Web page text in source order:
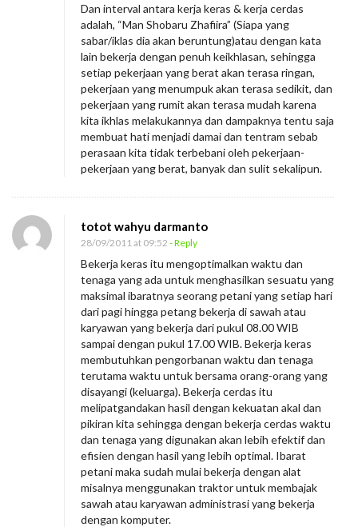
Dan interval antara kerja keras & kerja cerdas
adalah, “Man Shobaru Zhafiira” (Siapa yang
sabar/iklas dia akan beruntung)atau dengan kata
lain bekerja dengan penuh keikhlasan, sehingga
setiap pekerjaan yang berat akan terasa ringan,
pekerjaan yang menumpuk akan terasa sedikit, dan
pekerjaan yang rumit akan terasa mudah karena
kita ikhlas melakukannya dan dampaknya tentu saja
membuat hati menjadi damai dan tentram sebab
perasaan kita tidak terbebani oleh pekerjaan-
pekerjaan yang berat, banyak dan sulit sekalipun.
totot wahyu darmanto
28/09/2011 at 09:52 - Reply
Bekerja keras itu mengoptimalkan waktu dan
tenaga yang ada untuk menghasilkan sesuatu yang
maksimal ibaratnya seorang petani yang setiap hari
dari pagi hingga petang bekerja di sawah atau
karyawan yang bekerja dari pukul 08.00 WIB
sampai dengan pukul 17.00 WIB. Bekerja keras
membutuhkan pengorbanan waktu dan tenaga
terutama waktu untuk bersama orang-orang yang
disayangi (keluarga). Bekerja cerdas itu
melipatgandakan hasil dengan kekuatan akal dan
pikiran kita sehingga dengan bekerja cerdas waktu
dan tenaga yang digunakan akan lebih efektif dan
efisien dengan hasil yang lebih optimal. Ibarat
petani maka sudah mulai bekerja dengan alat
misalnya menggunakan traktor untuk membajak
sawah atau karyawan administrasi yang bekerja
dengan komputer.